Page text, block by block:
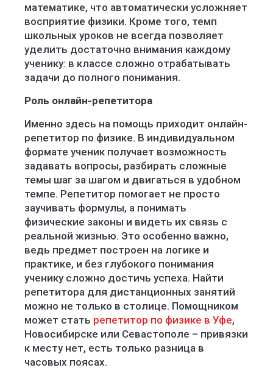
математике, что автоматически усложняет
восприятие физики. Кроме того, темп
школьных уроков не всегда позволяет
уделить достаточно внимания каждому
ученику: в классе сложно отрабатывать
задачи до полного понимания.
Роль онлайн-репетитора
Именно здесь на помощь приходит онлайн-
репетитор по физике. В индивидуальном
формате ученик получает возможность
задавать вопросы, разбирать сложные
темы шаг за шагом и двигаться в удобном
темпе. Репетитор помогает не просто
заучивать формулы, а понимать
физические законы и видеть их связь с
реальной жизнью. Это особенно важно,
ведь предмет построен на логике и
практике, и без глубокого понимания
ученику сложно достичь успеха. Найти
репетитора для дистанционных занятий
можно не только в столице. Помощником
может стать репетитор по физике в Уфе,
Новосибирске или Севастополе – привязки
к месту нет, есть только разница в
часовых поясах.